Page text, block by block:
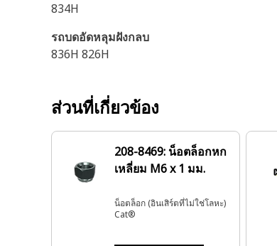
834H
รถบดอัดหลุมฝังกลบ
836H 826H
ส่วนที่เกี่ยวข้อง
208-8469: น็อตล็อกหก
เหลี่ยม M6 x 1 มม.
น็อตล็อก (อินเสิร์ตที่ไม่ใช่โลหะ)
Cat®